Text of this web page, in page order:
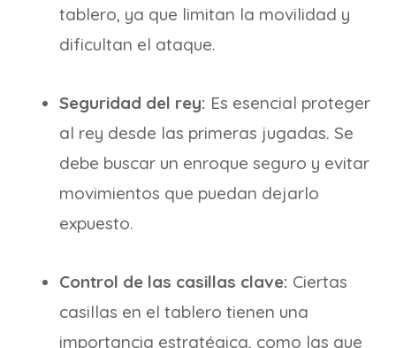
tablero, ya que limitan la movilidad y
dificultan el ataque.
Seguridad del rey: Es esencial proteger
al rey desde las primeras jugadas. Se
debe buscar un enroque seguro y evitar
movimientos que puedan dejarlo
expuesto.
Control de las casillas clave: Ciertas
casillas en el tablero tienen una
importancia estratégica, como las que